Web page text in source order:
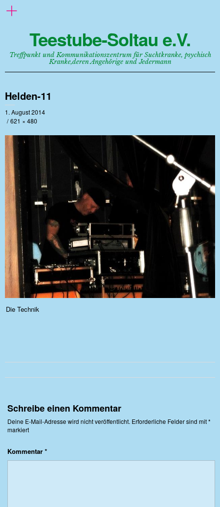
Teestube-Soltau e.V.
Treffpunkt und Kommunikationszentrum für Suchtkranke, psychisch
Kranke,deren Angehörige und Jedermann
Helden-11
1. August 2014
621 × 480
Die Technik
Schreibe einen Kommentar
Deine E-Mail-Adresse wird nicht veröffentlicht. Erforderliche Felder sind mit*
markiert
Kommentar *